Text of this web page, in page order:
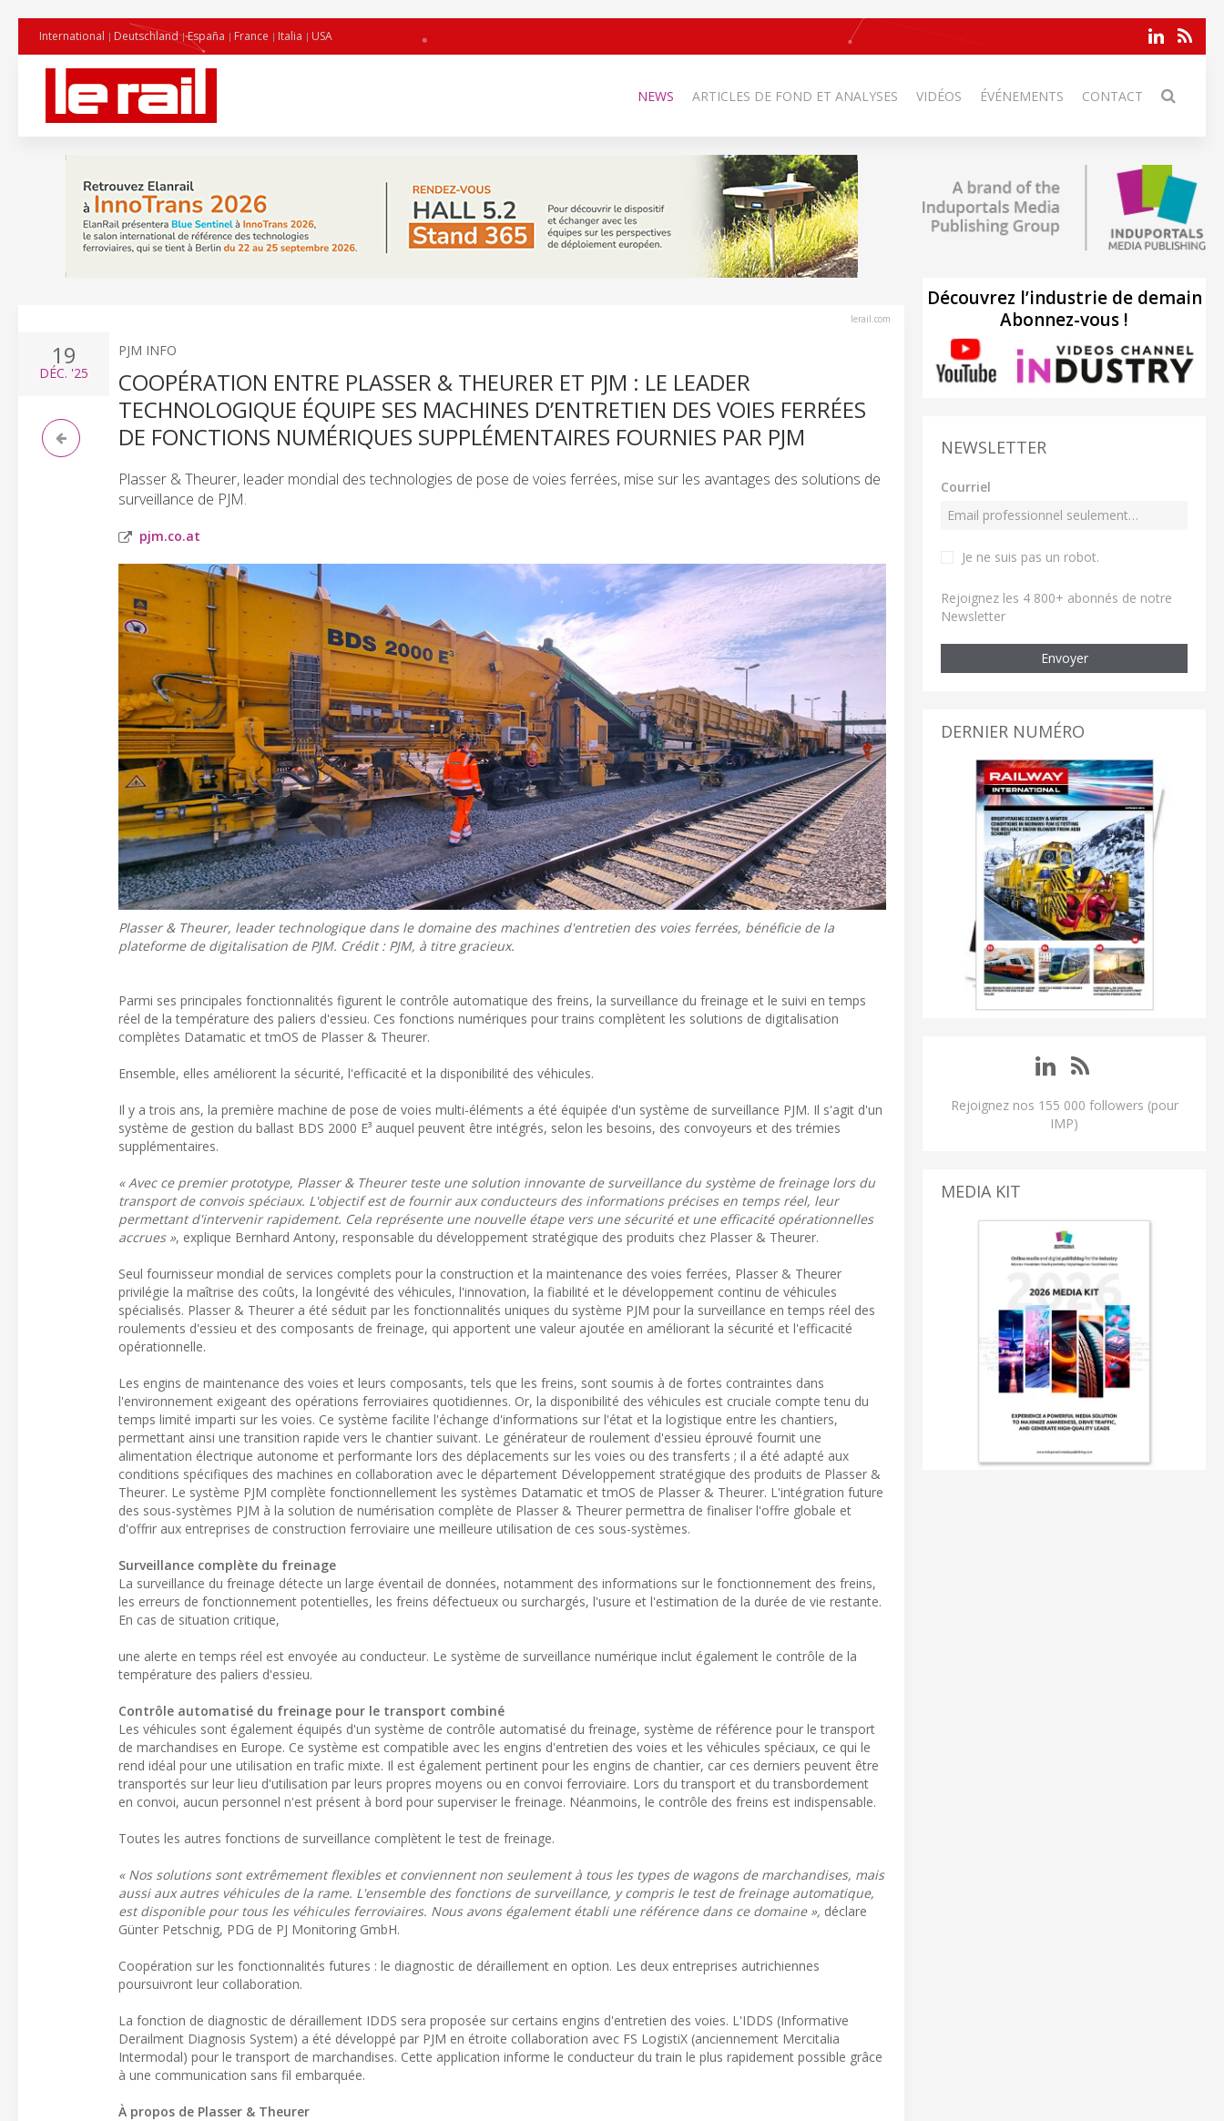
International Deutschland España France Italia USA
NEWS ARTICLES DE FOND ET ANALYSES VIDÉOS ÉVÉNEMENTS CONTACT
lerail.com
19
DÉC. '25
PJM INFO
COOPÉRATION ENTRE PLASSER & THEURER ET PJM : LE LEADER
TECHNOLOGIQUE ÉQUIPE SES MACHINES D’ENTRETIEN DES VOIES FERRÉES
DE FONCTIONS NUMÉRIQUES SUPPLÉMENTAIRES FOURNIES PAR PJM
Plasser & Theurer, leader mondial des technologies de pose de voies ferrées, mise sur les avantages des solutions de
surveillance de PJM.
pjm.co.at
Plasser & Theurer, leader technologique dans le domaine des machines d'entretien des voies ferrées, bénéficie de la
plateforme de digitalisation de PJM. Crédit : PJM, à titre gracieux.
Parmi ses principales fonctionnalités figurent le contrôle automatique des freins, la surveillance du freinage et le suivi en temps
réel de la température des paliers d'essieu. Ces fonctions numériques pour trains complètent les solutions de digitalisation
complètes Datamatic et tmOS de Plasser & Theurer.
Ensemble, elles améliorent la sécurité, l'efficacité et la disponibilité des véhicules.
Il y a trois ans, la première machine de pose de voies multi-éléments a été équipée d'un système de surveillance PJM. Il s'agit d'un
système de gestion du ballast BDS 2000 E³ auquel peuvent être intégrés, selon les besoins, des convoyeurs et des trémies
supplémentaires.
« Avec ce premier prototype, Plasser & Theurer teste une solution innovante de surveillance du système de freinage lors du
transport de convois spéciaux. L'objectif est de fournir aux conducteurs des informations précises en temps réel, leur
permettant d'intervenir rapidement. Cela représente une nouvelle étape vers une sécurité et une efficacité opérationnelles
accrues », explique Bernhard Antony, responsable du développement stratégique des produits chez Plasser & Theurer.
Seul fournisseur mondial de services complets pour la construction et la maintenance des voies ferrées, Plasser & Theurer
privilégie la maîtrise des coûts, la longévité des véhicules, l'innovation, la fiabilité et le développement continu de véhicules
spécialisés. Plasser & Theurer a été séduit par les fonctionnalités uniques du système PJM pour la surveillance en temps réel des
roulements d'essieu et des composants de freinage, qui apportent une valeur ajoutée en améliorant la sécurité et l'efficacité
opérationnelle.
Les engins de maintenance des voies et leurs composants, tels que les freins, sont soumis à de fortes contraintes dans
l'environnement exigeant des opérations ferroviaires quotidiennes. Or, la disponibilité des véhicules est cruciale compte tenu du
temps limité imparti sur les voies. Ce système facilite l'échange d'informations sur l'état et la logistique entre les chantiers,
permettant ainsi une transition rapide vers le chantier suivant. Le générateur de roulement d'essieu éprouvé fournit une
alimentation électrique autonome et performante lors des déplacements sur les voies ou des transferts ; il a été adapté aux
conditions spécifiques des machines en collaboration avec le département Développement stratégique des produits de Plasser &
Theurer. Le système PJM complète fonctionnellement les systèmes Datamatic et tmOS de Plasser & Theurer. L'intégration future
des sous-systèmes PJM à la solution de numérisation complète de Plasser & Theurer permettra de finaliser l'offre globale et
d'offrir aux entreprises de construction ferroviaire une meilleure utilisation de ces sous-systèmes.
Surveillance complète du freinage
La surveillance du freinage détecte un large éventail de données, notamment des informations sur le fonctionnement des freins,
les erreurs de fonctionnement potentielles, les freins défectueux ou surchargés, l'usure et l'estimation de la durée de vie restante.
En cas de situation critique,
une alerte en temps réel est envoyée au conducteur. Le système de surveillance numérique inclut également le contrôle de la
température des paliers d'essieu.
Contrôle automatisé du freinage pour le transport combiné
Les véhicules sont également équipés d'un système de contrôle automatisé du freinage, système de référence pour le transport
de marchandises en Europe. Ce système est compatible avec les engins d'entretien des voies et les véhicules spéciaux, ce qui le
rend idéal pour une utilisation en trafic mixte. Il est également pertinent pour les engins de chantier, car ces derniers peuvent être
transportés sur leur lieu d'utilisation par leurs propres moyens ou en convoi ferroviaire. Lors du transport et du transbordement
en convoi, aucun personnel n'est présent à bord pour superviser le freinage. Néanmoins, le contrôle des freins est indispensable.
Toutes les autres fonctions de surveillance complètent le test de freinage.
« Nos solutions sont extrêmement flexibles et conviennent non seulement à tous les types de wagons de marchandises, mais
aussi aux autres véhicules de la rame. L'ensemble des fonctions de surveillance, y compris le test de freinage automatique,
est disponible pour tous les véhicules ferroviaires. Nous avons également établi une référence dans ce domaine », déclare
Günter Petschnig, PDG de PJ Monitoring GmbH.
Coopération sur les fonctionnalités futures : le diagnostic de déraillement en option. Les deux entreprises autrichiennes
poursuivront leur collaboration.
La fonction de diagnostic de déraillement IDDS sera proposée sur certains engins d'entretien des voies. L'IDDS (Informative
Derailment Diagnosis System) a été développé par PJM en étroite collaboration avec FS LogistiX (anciennement Mercitalia
Intermodal) pour le transport de marchandises. Cette application informe le conducteur du train le plus rapidement possible grâce
à une communication sans fil embarquée.
À propos de Plasser & Theurer
Découvrez l’industrie de demain
Abonnez-vous !
NEWSLETTER
Courriel
Je ne suis pas un robot.
Rejoignez les 4 800+ abonnés de notre
Newsletter
Envoyer
DERNIER NUMÉRO
Rejoignez nos 155 000 followers (pour
IMP)
MEDIA KIT